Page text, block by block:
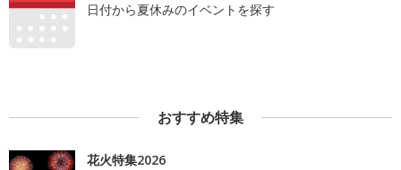
日付から夏休みのイベントを探す
おすすめ特集
花火特集2026